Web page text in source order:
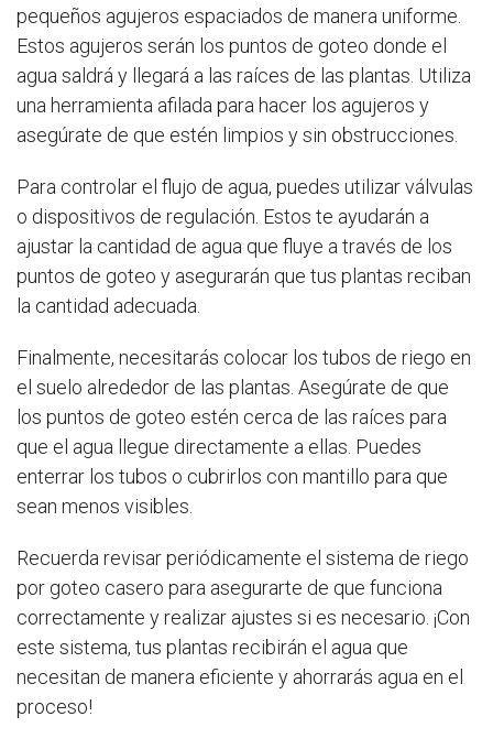
pequeños agujeros espaciados de manera uniforme.
Estos agujeros serán los puntos de goteo donde el
agua saldrá y llegará a las raíces de las plantas. Utiliza
una herramienta afilada para hacer los agujeros y
asegúrate de que estén limpios y sin obstrucciones.
Para controlar el flujo de agua, puedes utilizar válvulas
o dispositivos de regulación. Estos te ayudarán a
ajustar la cantidad de agua que fluye a través de los
puntos de goteo y asegurarán que tus plantas reciban
la cantidad adecuada.
Finalmente, necesitarás colocar los tubos de riego en
el suelo alrededor de las plantas. Asegúrate de que
los puntos de goteo estén cerca de las raíces para
que el agua llegue directamente a ellas. Puedes
enterrar los tubos o cubrirlos con mantillo para que
sean menos visibles.
Recuerda revisar periódicamente el sistema de riego
por goteo casero para asegurarte de que funciona
correctamente y realizar ajustes si es necesario. ¡Con
este sistema, tus plantas recibirán el agua que
necesitan de manera eficiente y ahorrarás agua en el
proceso!